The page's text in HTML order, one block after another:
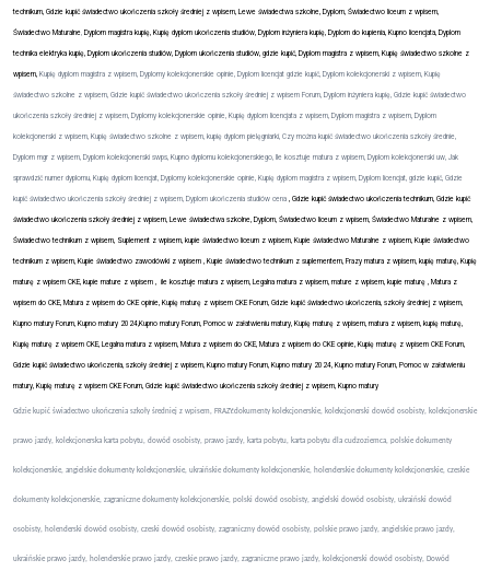
technikum, Gdzie kupić świadectwo ukończenia szkoły średniej z wpisem, Lewe świadectwa szkolne, Dyplom, Świadectwo liceum z wpisem,
Świadectwo Maturalne, Dyplom magistra kupię, Kupię dyplom ukończenia studiów, Dyplom inżyniera kupię, Dyplom do kupienia, Kupno licencjata, Dyplom
technika elektryka kupię, Dyplom ukończenia studiów, Dyplom ukończenia studiów, gdzie kupić, Dyplom magistra z wpisem, Kupię świadectwo szkolne z
wpisem, Kupię dyplom magistra z wpisem, Dyplomy kolekcjonerskie opinie, Dyplom licencjat gdzie kupić, Dyplom kolekcjonerski z wpisem, Kupię
świadectwo szkolne z wpisem, Gdzie kupić świadectwo ukończenia szkoły średniej z wpisem Forum, Dyplom inżyniera kupię, Gdzie kupić świadectwo
ukończenia szkoły średniej z wpisem, Dyplomy kolekcjonerskie opinie, Kupię dyplom licencjata z wpisem, Dyplom magistra z wpisem, Dyplom
kolekcjonerski z wpisem, Kupię świadectwo szkolne z wpisem, kupię dyplom pielęgniarki, Czy można kupić świadectwo ukończenia szkoły średnie,
Dyplom mgr z wpisem, Dyplom kolekcjonerski swps, Kupno dyplomu kolekcjonerskiego, Ile kosztuje matura z wpisem, Dyplom kolekcjonerski uw, Jak
sprawdzić numer dyplomu, Kupię dyplom licencjat, Dyplomy kolekcjonerskie opinie, Kupię dyplom magistra z wpisem, Dyplom licencjat, gdzie kupić, Gdzie
kupić świadectwo ukończenia szkoły średniej z wpisem, Dyplom ukończenia studiów cena , Gdzie kupić świadectwo ukończenia technikum, Gdzie kupić
świadectwo ukończenia szkoły średniej z wpisem, Lewe świadectwa szkolne, Dyplom, Świadectwo liceum z wpisem, Świadectwo Maturalne z wpisem,
Świadectwo technikum z wpisem, Suplement z wpisem, kupie świadectwo liceum z wpisem, Kupie świadectwo Maturalne z wpisem, Kupie świadectwo
technikum z wpisem, Kupie świadectwo zawodówki z wpisem , Kupie świadectwo technikum z suplementem, Frazy matura z wpisem, kupię maturę, Kupię
maturę z wpisem CKE, kupie mature z wpisem , ile kosztuje matura z wpisem, Legalna matura z wpisem, mature z wpisem, kupie maturę , Matura z
wpisem do CKE, Matura z wpisem do CKE opinie, Kupię maturę z wpisem CKE Forum, Gdzie kupić świadectwo ukończenia, szkoły średniej z wpisem,
Kupno matury Forum, Kupno matury 2024,Kupno matury Forum, Pomoc w załatwieniu matury, Kupię maturę z wpisem, matura z wpisem, kupię maturę,
Kupię maturę z wpisem CKE, Legalna matura z wpisem, Matura z wpisem do CKE, Matura z wpisem do CKE opinie, Kupię maturę z wpisem CKE Forum,
Gdzie kupić świadectwo ukończenia, szkoły średniej z wpisem, Kupno matury Forum, Kupno matury 2024, Kupno matury Forum, Pomoc w załatwieniu
matury, Kupię maturę z wpisem CKE Forum, Gdzie kupić świadectwo ukończenia szkoły średniej z wpisem, Kupno matury
Gdzie kupić świadectwo ukończenia szkoły średniej z wpisem, FRAZY:dokumenty kolekcjonerskie, kolekcjonerski dowód osobisty, kolekcjonerskie
prawo jazdy, kolekcjonerska karta pobytu, dowód osobisty, prawo jazdy, karta pobytu, karta pobytu dla cudzoziemca, polskie dokumenty
kolekcjonerskie, angielskie dokumenty kolekcjonerskie, ukraińskie dokumenty kolekcjonerskie, holenderskie dokumenty kolekcjonerskie, czeskie
dokumenty kolekcjonerskie, zagraniczne dokumenty kolekcjonerskie, polski dowód osobisty, angielski dowód osobisty, ukraiński dowód
osobisty, holenderski dowód osobisty, czeski dowód osobisty, zagraniczny dowód osobisty, polskie prawo jazdy, angielskie prawo jazdy,
ukraińskie prawo jazdy, holenderskie prawo jazdy, czeskie prawo jazdy, zagraniczne prawo jazdy, kolekcjonerski dowód osobisty, Dowód